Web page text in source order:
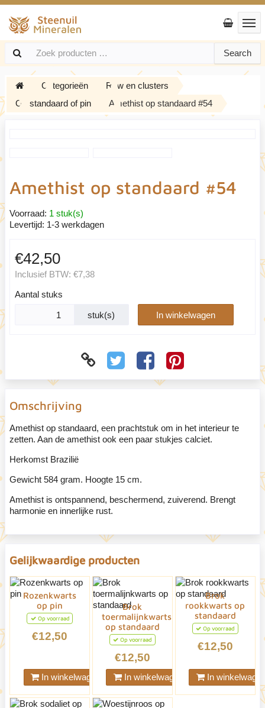
Search
Categorieën
Ruw en clusters
Op standaard of pin
Amethist op standaard #54
Amethist op standaard #54
Voorraad: 1 stuk(s)
Levertijd: 1-3 werkdagen
€42,50
Inclusief BTW: €7,38
Aantal stuks
stuk(s) In winkelwagen
Omschrijving
Amethist op standaard, een prachtstuk om in het interieur te
zetten. Aan de amethist ook een paar stukjes calciet.
Herkomst Brazilië
Gewicht 584 gram. Hoogte 15 cm.
Amethist is ontspannend, beschermend, zuiverend. Brengt
harmonie en innerlijke rust.
Gelijkwaardige producten
Rozenkwarts
op pin
Op voorraad
€12,50
In winkelwagen
Brok
toermalijnkwarts
op standaard
Op voorraad
€12,50
In winkelwagen
Brok
rookkwarts op
standaard
Op voorraad
€12,50
In